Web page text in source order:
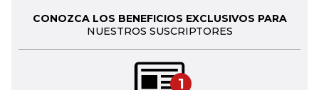
CONOZCA LOS BENEFICIOS EXCLUSIVOS PARA
NUESTROS SUSCRIPTORES
1